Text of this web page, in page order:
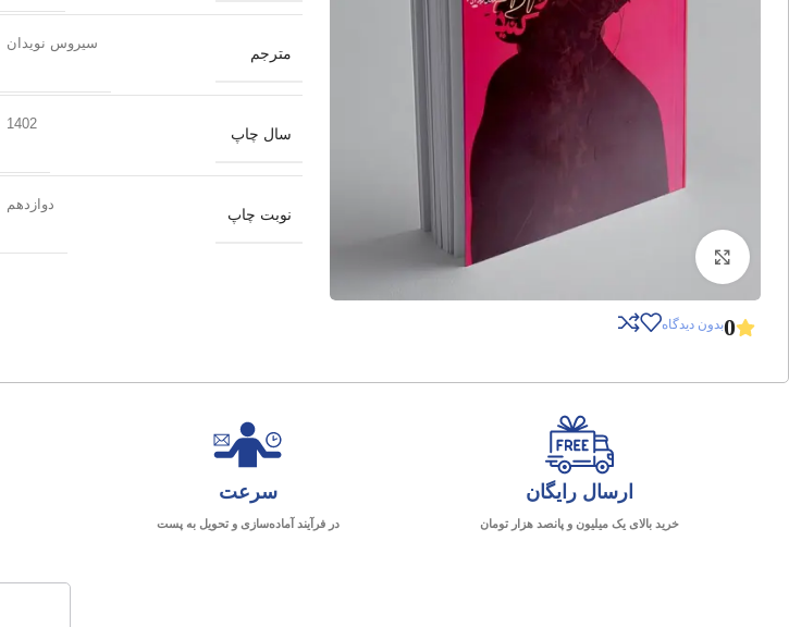
0بدون دیدگاه
مترجم
سیروس نویدان
سال چاپ
1402
نوبت چاپ
دوازدهم
ارسال رایگان
خرید بالای یک میلیون و پانصد هزار تومان
سرعت
در فرآیند آماده‌سازی و تحویل به پست